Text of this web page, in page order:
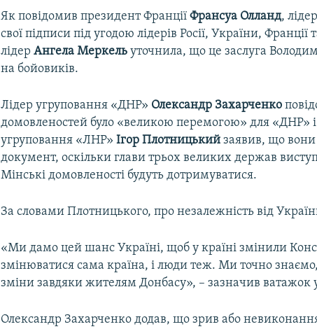
Як повідомив президент ФранціїФрансуа Олланд,
свої підписи під угодою лідерів Росії, України,
лідерАнгела Меркель уточнила, що це заслуга
на бойовиків.
Лідер угруповання «ДНР» Олександр Захарченко
домовленостей було «великою перемогою» для «ДНР»
угруповання «ЛНР»Ігор Плотницький заявив, що вони
документ, оскільки глави трьох великих держав
Мінські домовленості будуть дотримуватися.
За словами Плотницького, про незалежність від
«Ми дамо цей шанс Україні, щоб у країні змінили
змінюватися сама країна, і люди теж. Ми точно
зміни завдяки жителям Донбасу», – зазначив ватажок
Олександр Захарченко додав, що зрив або